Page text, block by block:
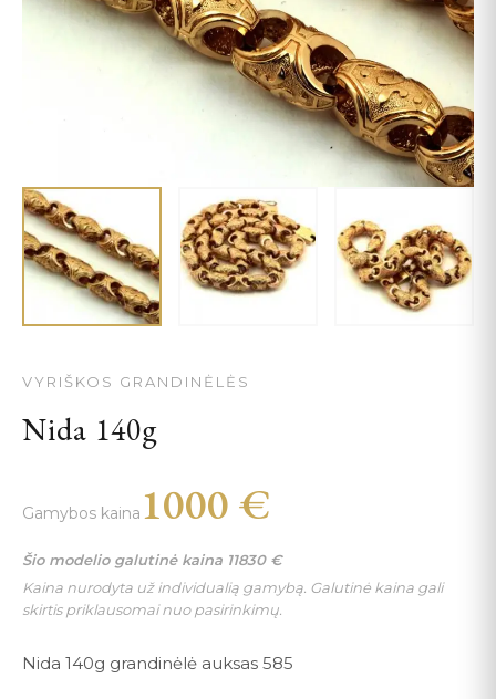
VYRIŠKOS GRANDINĖLĖS
Nida 140g
Gamybos kaina 1000 €
Šio modelio galutinė kaina 11830 €
Kaina nurodyta už individualią gamybą. Galutinė kaina gali
skirtis priklausomai nuo pasirinkimų.
Nida 140g grandinėlė auksas 585